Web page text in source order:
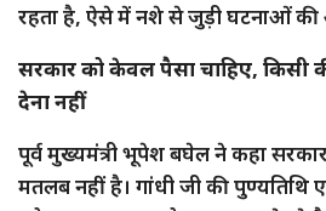
रहता है, ऐसे में नशे से जुड़ी घटनाओं
सरकार को केवल पैसा चाहिए, किसी
देना नहीं
पूर्व मुख्यमंत्री भूपेश बघेल ने कहा
मतलब नहीं है। गांधी जी की पुण्यतिथि